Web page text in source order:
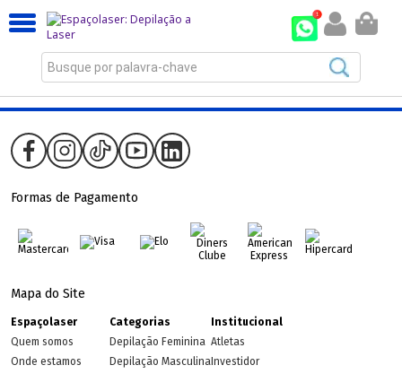
Busque por palavra-chave
Formas de Pagamento
Mapa do Site
Espaçolaser
Quem somos
Onde estamos
Categorias
Depilação Feminina
Depilação Masculina
Institucional
Atletas
Investidor